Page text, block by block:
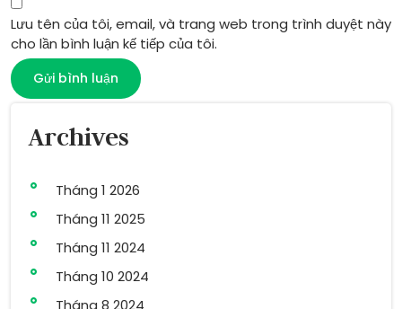
Lưu tên của tôi, email, và trang web trong trình duyệt này
cho lần bình luận kế tiếp của tôi.
Archives
Tháng 1 2026
Tháng 11 2025
Tháng 11 2024
Tháng 10 2024
Tháng 8 2024